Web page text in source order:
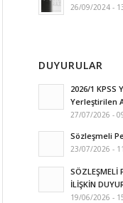
26/09/2024 -
DUYURULAR
2026/1
Yerleştirilen
27/07/2026 -
Sözleşmeli
23/07/2026 -
SÖZLEŞMELİ
İLİŞKİN
19/06/2026 -